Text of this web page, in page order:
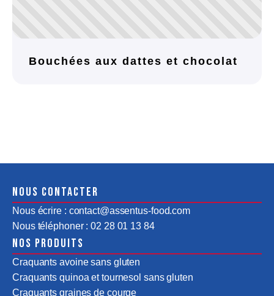
Bouchées aux dattes et chocolat
Nous contacter
Nous écrire : contact@assentus-food.com
Nous téléphoner : 02 28 01 13 84
Nos produits
Craquants avoine sans gluten
Craquants quinoa et tournesol sans gluten
Craquants graines de courge